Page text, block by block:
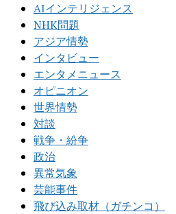
AIインテリジェンス
NHK問題
アジア情勢
インタビュー
エンタメニュース
オピニオン
世界情勢
対談
戦争・紛争
政治
異常気象
芸能事件
飛び込み取材（ガチンコ）